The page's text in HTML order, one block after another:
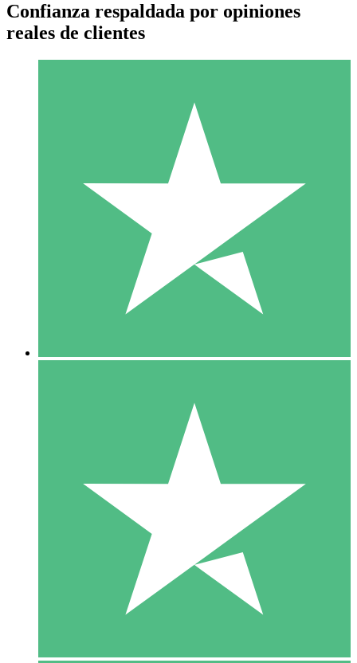
Paquetes de Créditos Individuales
Paga según el uso con créditos de descarga. Sin compromiso
10 00
10 Descargas
20 00
Confianza respaldada por opiniones
reales de clientes